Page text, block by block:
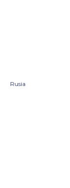
Rusia